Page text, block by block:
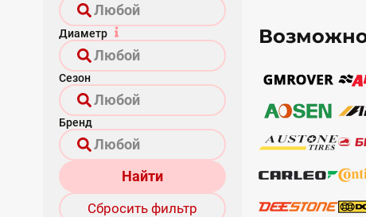
Диаметр
Сезон
Бренд
Найти
Сбросить фильтр